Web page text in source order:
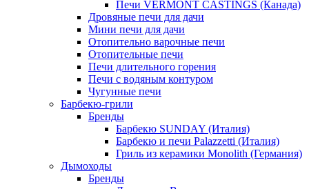
Печи VERMONT CASTINGS (Канада)
Дровяные печи для дачи
Мини печи для дачи
Отопительно варочные печи
Отопительные печи
Печи длительного горения
Печи с водяным контуром
Чугунные печи
Барбекю-грили
Бренды
Барбекю SUNDAY (Италия)
Барбекю и печи Palazzetti (Италия)
Гриль из керамики Monolith (Германия)
Дымоходы
Бренды